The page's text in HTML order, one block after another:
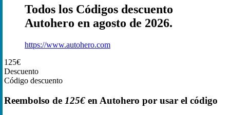
Todos los Códigos descuento
Autohero en agosto de 2026.
https://www.autohero.com
125€
Descuento
Código descuento
Reembolso de 125€ en Autohero por usar el código